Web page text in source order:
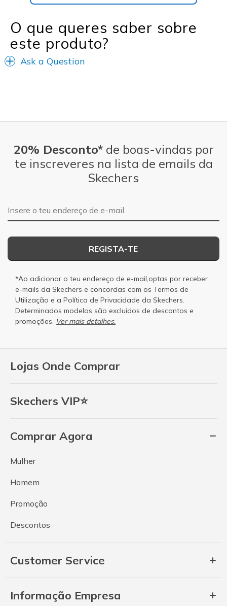
O que queres saber sobre
este produto?
Ask a Question
Lojas Onde Comprar
Skechers VIP⭐
Comprar Agora
Mulher
Homem
Promoção
Descontos
Customer Service
Informação Empresa
20% Desconto*de boas-vindas por
te inscreveres na lista de emails da
Skechers
Endereço de e-mail
REGISTA-TE
*Ao adicionar o teu endereço de e-mail,optas por receber
e-mails da Skechers e concordas com os Termos de
Utilização e a Política de Privacidade da Skechers.
Determinados modelos são excluidos de descontos e
promoções. Ver mais detalhes.